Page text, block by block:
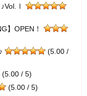
】OPEN！
(5.00 /
(5.00 / 5)
(5.00 / 5)